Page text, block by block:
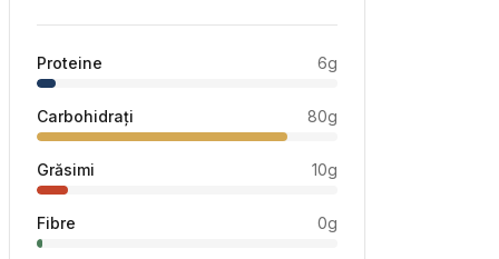
Proteine 6g
Carbohidrați 80g
Grăsimi 10g
Fibre 0g